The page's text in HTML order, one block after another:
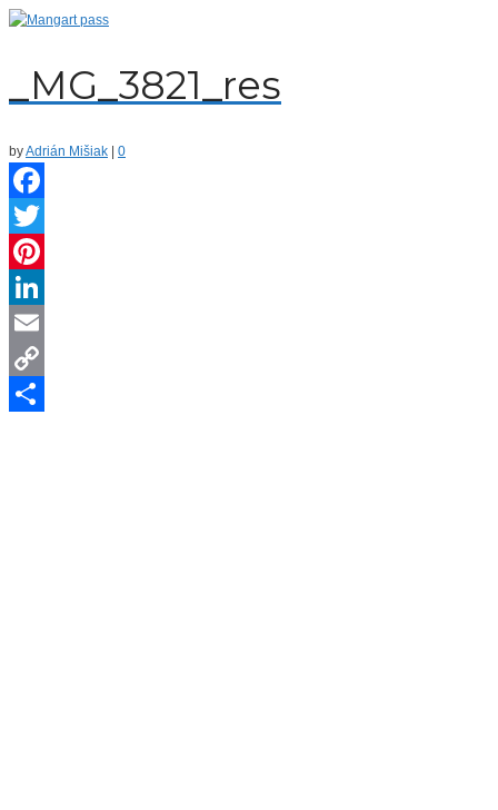
_MG_3821_res
byAdrián Mišiak 0
Facebook
Twitter
Pinterest
LinkedIn
Email
Copy